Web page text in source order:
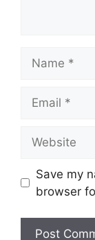
Save my
browser